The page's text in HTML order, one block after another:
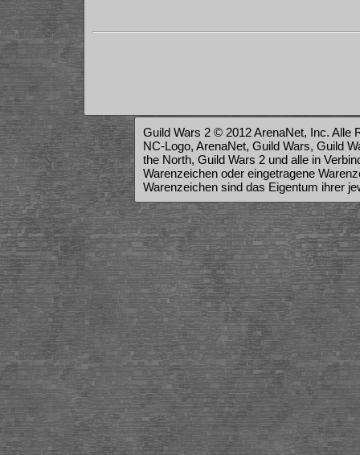
Guild Wars 2 © 2012 ArenaNet, Inc. Alle
NC-Logo, ArenaNet, Guild Wars, Guild
the North, Guild Wars 2 und alle in
Warenzeichen oder eingetragene
Warenzeichen sind das Eigentum ihrer